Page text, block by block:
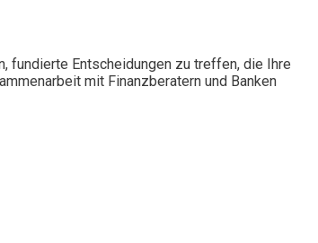
fundierte Entscheidungen zu treffen, die Ihre
mit Finanzberatern und Banken